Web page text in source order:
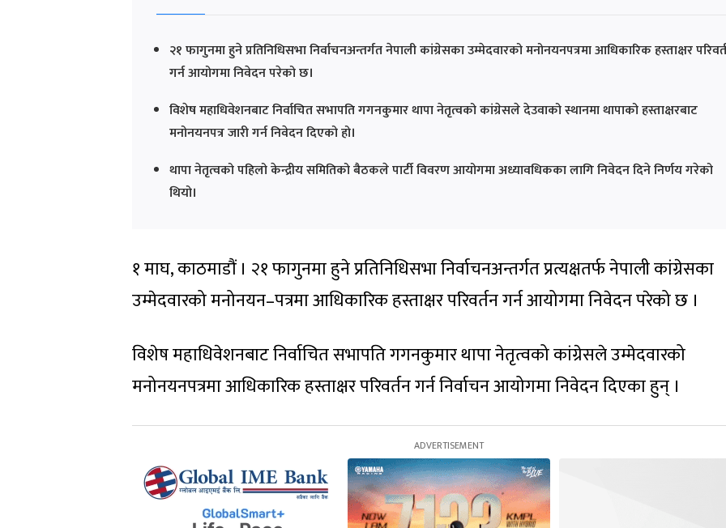
२१ फागुनमा हुने प्रतिनिधिसभा निर्वाचनअन्तर्गत नेपाली कांग्रेसका उम्मेदवारको मनोनयनपत्रमा आधिकारिक हस्ताक्षर
गर्न आयोगमा निवेदन परेको छ।
विशेष महाधिवेशनबाट निर्वाचित सभापति गगनकुमार थापा नेतृत्वको कांग्रेसले देउवाको स्थानमा थापाको हस्ताक्षरबाट
मनोनयनपत्र जारी गर्न निवेदन दिएको हो।
थापा नेतृत्वको पहिलो केन्द्रीय समितिको बैठकले पार्टी विवरण आयोगमा अध्यावधिकका लागि निवेदन दिने निर्णय गरेको
थियो।
१ माघ, काठमाडौं । २१ फागुनमा हुने प्रतिनिधिसभा निर्वाचनअन्तर्गत प्रत्यक्षतर्फ नेपाली कांग्रेसका
उम्मेदवारको मनोनयन–पत्रमा आधिकारिक हस्ताक्षर परिवर्तन गर्न आयोगमा निवेदन परेको छ ।
विशेष महाधिवेशनबाट निर्वाचित सभापति गगनकुमार थापा नेतृत्वको कांग्रेसले उम्मेदवारको
मनोनयनपत्रमा आधिकारिक हस्ताक्षर परिवर्तन गर्न निर्वाचन आयोगमा निवेदन दिएका हुन् ।